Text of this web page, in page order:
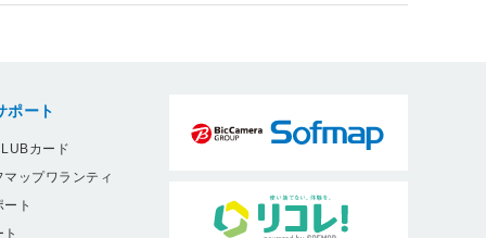
ポート
カード
ップワランティ
ト